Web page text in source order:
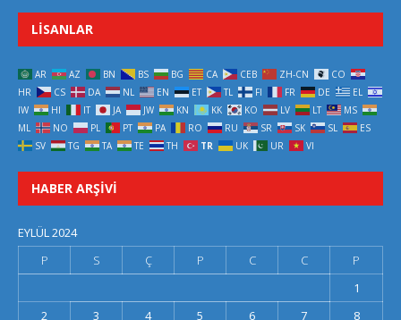
LISANLAR
AR AZ BN BS BG CA CEB ZH-CN
CO
HR
CS DA NL EN ET TL FI FR DE
EL
IW
HI IT JA JW KN KK KO LV LT
MS
ML
NO PL PT PA RO RU SR SK SL
ES
SV
TG TA TE TH TR UK UR VI
HABER ARŞIVI
EYLÜL 2024
P
S Ç P C C
P
1
2
3 4 5 6 7 8